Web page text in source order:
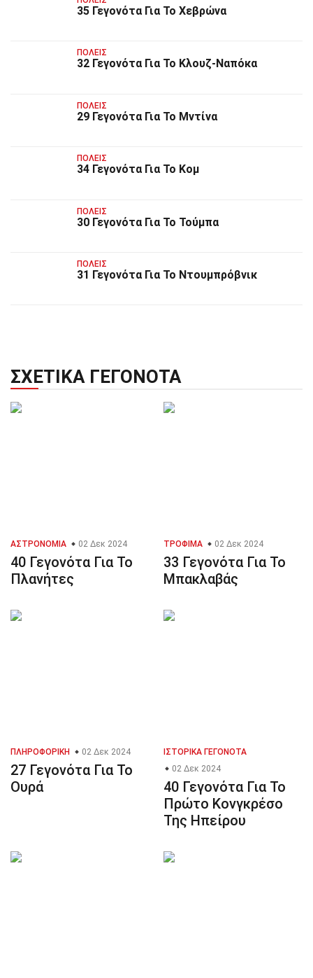
35 Γεγονότα Για Το Χεβρώνα
ΠΌΛΕΙΣ
32 Γεγονότα Για Το Κλουζ-Ναπόκα
ΠΌΛΕΙΣ
29 Γεγονότα Για Το Μντίνα
ΠΌΛΕΙΣ
34 Γεγονότα Για Το Κομ
ΠΌΛΕΙΣ
30 Γεγονότα Για Το Τούμπα
ΠΌΛΕΙΣ
31 Γεγονότα Για Το Ντουμπρόβνικ
ΣΧΕΤΙΚΆ ΓΕΓΟΝΌΤΑ
ΑΣΤΡΟΝΟΜΊΑ 02 Δεκ 2024
40 Γεγονότα Για Το
Πλανήτες
ΤΡΌΦΙΜΑ 02 Δεκ 2024
33 Γεγονότα Για Το
Μπακλαβάς
ΠΛΗΡΟΦΟΡΙΚΉ 02 Δεκ 2024
27 Γεγονότα Για Το
Ουρά
ΙΣΤΟΡΙΚΆ ΓΕΓΟΝΌΤΑ
02 Δεκ 2024
40 Γεγονότα Για Το
Πρώτο Κονγκρέσο
Της Ηπείρου